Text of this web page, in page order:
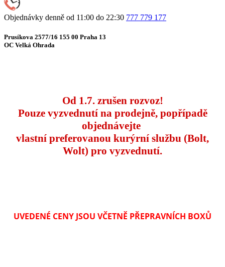
Objednávky denně od 11:00 do 22:30 777 779 177
Prusíkova 2577/16 155 00 Praha 13
OC Velká Ohrada
Od 1.7. zrušen rozvoz!
Pouze vyzvednutí na prodejně, popřípadě
objednávejte
vlastní preferovanou kurýrní službu (Bolt,
Wolt) pro vyzvednutí.
UVEDENÉ CENY JSOU VČETNĚ PŘEPRAVNÍCH BOXŮ